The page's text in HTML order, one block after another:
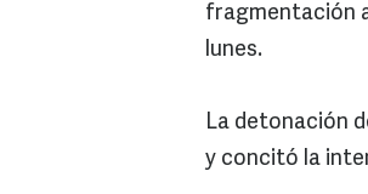
fragmentación
lunes.
La detonación
y concitó la